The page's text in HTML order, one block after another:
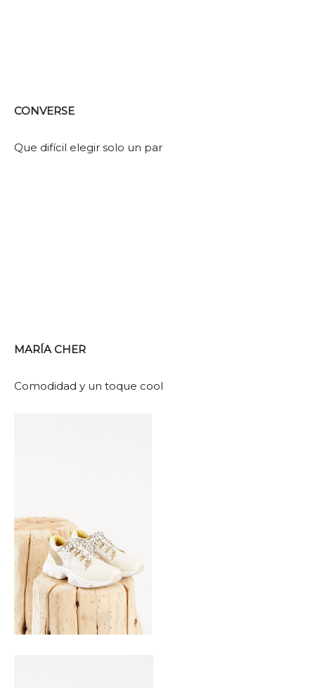
CONVERSE
Que difícil elegir solo un par
MARÍA CHER
Comodidad y un toque cool